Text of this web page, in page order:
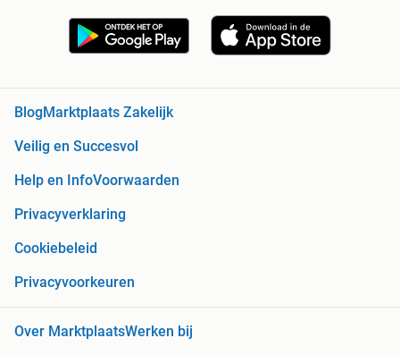
BlogMarktplaats Zakelijk
Veilig en Succesvol
Help en InfoVoorwaarden
Privacyverklaring
Cookiebeleid
Privacyvoorkeuren
Over MarktplaatsWerken bij